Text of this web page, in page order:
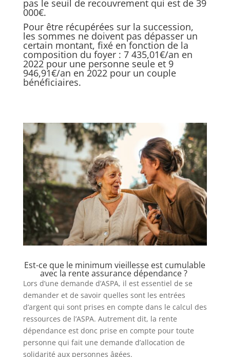
pas le seuil de recouvrement qui est de 39
000€.
Pour être récupérées sur la succession,
les sommes ne doivent pas dépasser un
certain montant, fixé en fonction de la
composition du foyer : 7 435,01€/an en
2022 pour une personne seule et 9
946,91€/an en 2022 pour un couple
bénéficiaires.
Est-ce que le minimum vieillesse est cumulable
avec la rente assurance dépendance ?
Lors d’une demande d’ASPA, il est essentiel de se
demander et de savoir quelles sont les entrées
d’argent qui sont prises en compte dans le calcul des
ressources de l’ASPA. Autrement dit, la rente
dépendance est donc prise en compte pour toute
personne qui fait une demande d’allocation de
solidarité aux personnes âgées.